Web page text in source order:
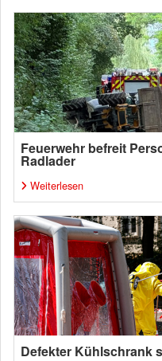
Feuerwehr befreit
Radlader
Weiterlesen
Defekter Kühlschrank